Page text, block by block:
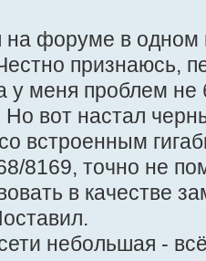
на форуме в одном
признаюсь,
у меня проблем
Но вот настал
встроенным
8169, точно не
в качестве
небольшая -